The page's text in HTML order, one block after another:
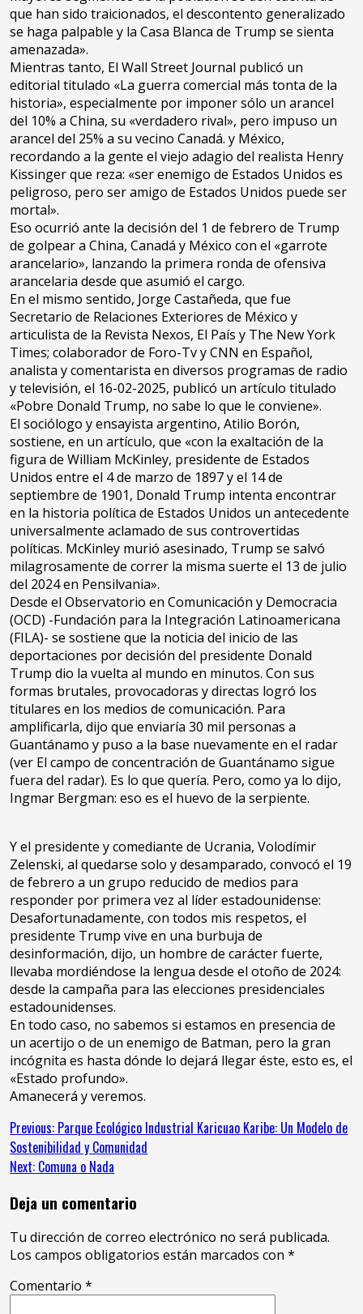
que han sido traicionados, el descontento generalizado
se haga palpable y la Casa Blanca de Trump se sienta
amenazada».
Mientras tanto, El Wall Street Journal publicó un
editorial titulado «La guerra comercial más tonta de la
historia», especialmente por imponer sólo un arancel
del 10% a China, su «verdadero rival», pero impuso un
arancel del 25% a su vecino Canadá. y México,
recordando a la gente el viejo adagio del realista Henry
Kissinger que reza: «ser enemigo de Estados Unidos es
peligroso, pero ser amigo de Estados Unidos puede ser
mortal».
Eso ocurrió ante la decisión del 1 de febrero de Trump
de golpear a China, Canadá y México con el «garrote
arancelario», lanzando la primera ronda de ofensiva
arancelaria desde que asumió el cargo.
En el mismo sentido, Jorge Castañeda, que fue
Secretario de Relaciones Exteriores de México y
articulista de la Revista Nexos, El País y The New York
Times; colaborador de Foro-Tv y CNN en Español,
analista y comentarista en diversos programas de radio
y televisión, el 16-02-2025, publicó un artículo titulado
«Pobre Donald Trump, no sabe lo que le conviene».
El sociólogo y ensayista argentino, Atilio Borón,
sostiene, en un artículo, que «con la exaltación de la
figura de William McKinley, presidente de Estados
Unidos entre el 4 de marzo de 1897 y el 14 de
septiembre de 1901, Donald Trump intenta encontrar
en la historia política de Estados Unidos un antecedente
universalmente aclamado de sus controvertidas
políticas. McKinley murió asesinado, Trump se salvó
milagrosamente de correr la misma suerte el 13 de julio
del 2024 en Pensilvania».
Desde el Observatorio en Comunicación y Democracia
(OCD) -Fundación para la Integración Latinoamericana
(FILA)- se sostiene que la noticia del inicio de las
deportaciones por decisión del presidente Donald
Trump dio la vuelta al mundo en minutos. Con sus
formas brutales, provocadoras y directas logró los
titulares en los medios de comunicación. Para
amplificarla, dijo que enviaría 30 mil personas a
Guantánamo y puso a la base nuevamente en el radar
(ver El campo de concentración de Guantánamo sigue
fuera del radar). Es lo que quería. Pero, como ya lo dijo,
Ingmar Bergman: eso es el huevo de la serpiente.
Y el presidente y comediante de Ucrania, Volodímir
Zelenski, al quedarse solo y desamparado, convocó el 19
de febrero a un grupo reducido de medios para
responder por primera vez al líder estadounidense:
Desafortunadamente, con todos mis respetos, el
presidente Trump vive en una burbuja de
desinformación, dijo, un hombre de carácter fuerte,
llevaba mordiéndose la lengua desde el otoño de 2024:
desde la campaña para las elecciones presidenciales
estadounidenses.
En todo caso, no sabemos si estamos en presencia de
un acertijo o de un enemigo de Batman, pero la gran
incógnita es hasta dónde lo dejará llegar éste, esto es, el
«Estado profundo».
Amanecerá y veremos.
Continue
Reading
Previous: Parque Ecológico Industrial Karicuao Karibe: Un Modelo de
Sostenibilidad y Comunidad
Next: Comuna o Nada
Deja un comentario
Tu dirección de correo electrónico no será publicada.
Los campos obligatorios están marcados con*
Comentario*